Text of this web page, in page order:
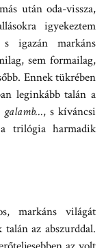
után oda-vissza,
igyekeztem
igazán markáns
sem formailag,
Ennek tükrében
leginkább talán a
galamb…, s kíváncsi
trilógia harmadik
markáns világát
az abszurddal.